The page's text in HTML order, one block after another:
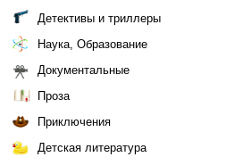
Детективы и триллеры
Наука, Образование
Документальные
Проза
Приключения
Детская литература